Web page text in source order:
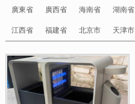
廣東省 廣西省 海南省 湖南省
江西省 福建省 北京市 天津市